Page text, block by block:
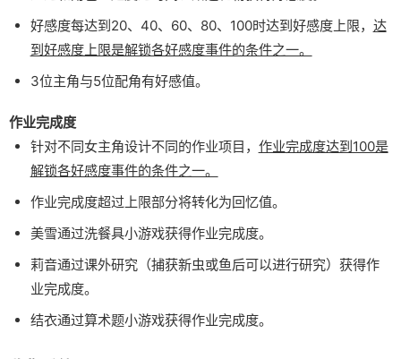
好感度每达到20、40、60、80、100时达到好感度上限， 达
到好感度上限是解锁各好感度事件的条件之一。
3位主角与5位配角有好感值。
作业完成度
针对不同女主角设计不同的作业项目， 作业完成度达到100是
解锁各好感度事件的条件之一。
作业完成度超过上限部分将转化为回忆值。
美雪通过洗餐具小游戏获得作业完成度。
莉音通过课外研究（捕获新虫或鱼后可以进行研究）获得作
业完成度。
结衣通过算术题小游戏获得作业完成度。